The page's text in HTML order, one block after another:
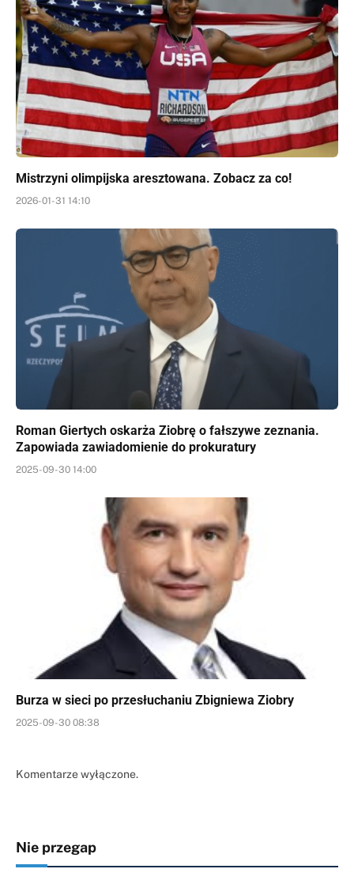
Mistrzyni olimpijska aresztowana. Zobacz za co!
2026-01-31 14:10
Roman Giertych oskarża Ziobrę o fałszywe zeznania.
Zapowiada zawiadomienie do prokuratury
2025-09-30 14:00
Burza w sieci po przesłuchaniu Zbigniewa Ziobry
2025-09-30 08:38
Komentarze wyłączone.
Nie przegap